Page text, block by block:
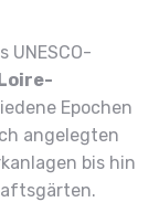
UNESCO-
Epochen
angelegten
bis hin